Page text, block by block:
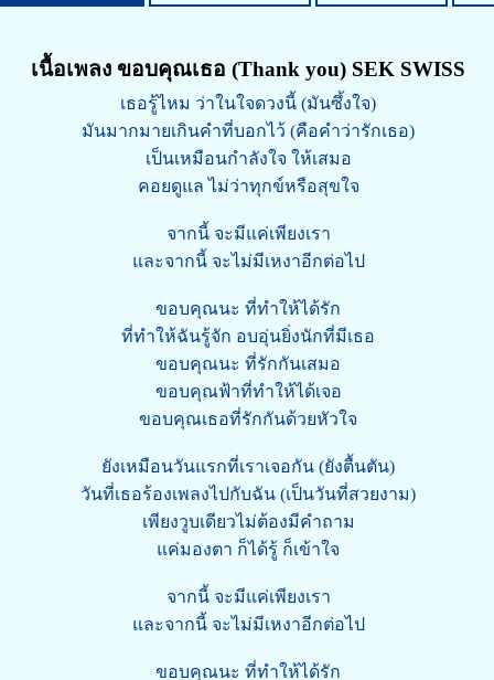
เนื้อเพลง ขอบคุณเธอ (Thank you) SEK SWISS
เธอรู้ไหม ว่าในใจดวงนี้ (มันซึ้งใจ)
มันมากมายเกินคำที่บอกไว้ (คือคำว่ารักเธอ)
เป็นเหมือนกำลังใจ ให้เสมอ
คอยดูแล ไม่ว่าทุกข์หรือสุขใจ
จากนี้ จะมีแค่เพียงเรา
และจากนี้ จะไม่มีเหงาอีกต่อไป
ขอบคุณนะ ที่ทำให้ได้รัก
ที่ทำให้ฉันรู้จัก อบอุ่นยิ่งนักที่มีเธอ
ขอบคุณนะ ที่รักกันเสมอ
ขอบคุณฟ้าที่ทำให้ได้เจอ
ขอบคุณเธอที่รักกันด้วยหัวใจ
ยังเหมือนวันแรกที่เราเจอกัน (ยังตื้นตัน)
วันที่เธอร้องเพลงไปกับฉัน (เป็นวันที่สวยงาม)
เพียงวูบเดียวไม่ต้องมีคำถาม
แค่มองตา ก็ได้รู้ ก็เข้าใจ
จากนี้ จะมีแค่เพียงเรา
และจากนี้ จะไม่มีเหงาอีกต่อไป
ขอบคุณนะ ที่ทำให้ได้รัก